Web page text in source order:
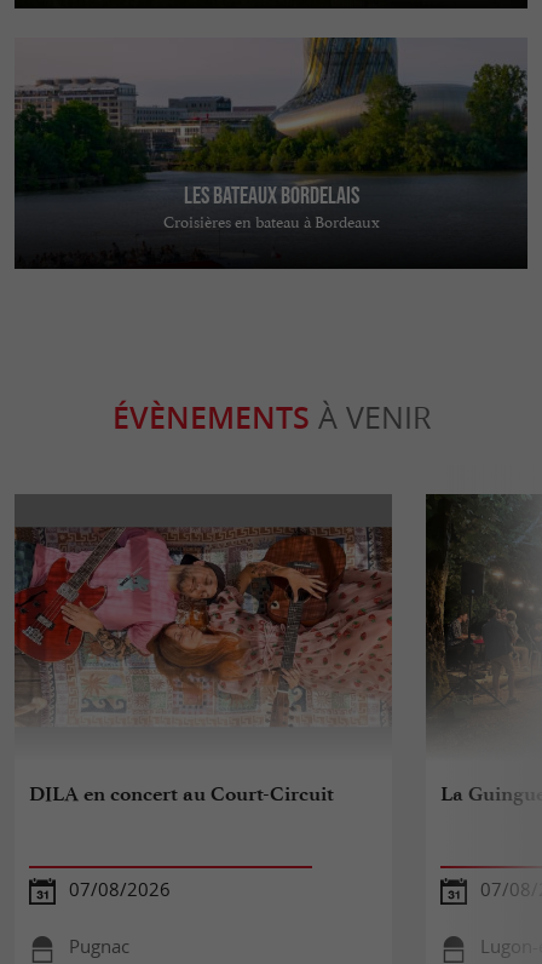
Les Bateaux Bordelais
Croisières en bateau à Bordeaux
ÉVÈNEMENTS À VENIR
DILA en concert au Court-Circuit
07/08/2026
Pugnac
La
07/08/